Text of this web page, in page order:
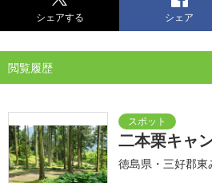
シェアする シェア
閲覧履歴
二本栗キャ
徳島県・三好郡東